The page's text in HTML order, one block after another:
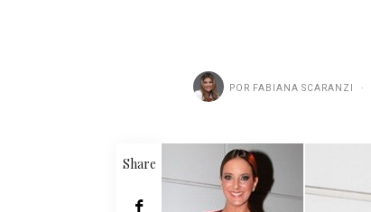
POR FABIANA SCARANZI
Share